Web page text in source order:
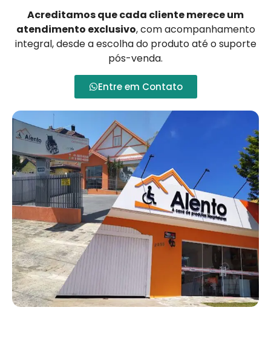
Acreditamos que cada cliente merece um
atendimento exclusivo, com acompanhamento
integral, desde a escolha do produto até o suporte
pós-venda.
Entre em Contato